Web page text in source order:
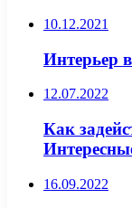
10.12.2021
Интерьер
12.07.2022
Как
16.09.2022